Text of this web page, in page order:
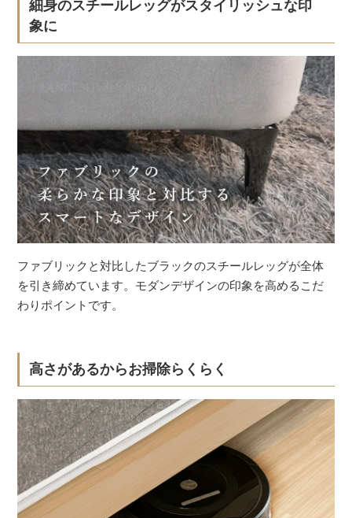
細身のスチールレッグがスタイリッシュな印
象に
ファブリックと対比したブラックのスチールレッグが全体
を引き締めています。モダンデザインの印象を高めるこだ
わりポイントです。
高さがあるからお掃除らくらく